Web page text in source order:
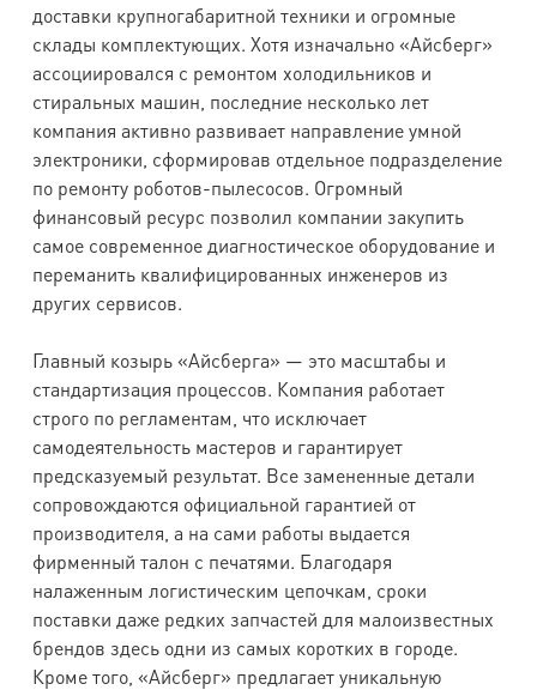
доставки крупногабаритной техники и огромные
склады комплектующих. Хотя изначально «Айсберг»
ассоциировался с ремонтом холодильников и
стиральных машин, последние несколько лет
компания активно развивает направление умной
электроники, сформировав отдельное подразделение
по ремонту роботов-пылесосов. Огромный
финансовый ресурс позволил компании закупить
самое современное диагностическое оборудование и
переманить квалифицированных инженеров из
других сервисов.
Главный козырь «Айсберга» — это масштабы и
стандартизация процессов. Компания работает
строго по регламентам, что исключает
самодеятельность мастеров и гарантирует
предсказуемый результат. Все замененные детали
сопровождаются официальной гарантией от
производителя, а на сами работы выдается
фирменный талон с печатями. Благодаря
налаженным логистическим цепочкам, сроки
поставки даже редких запчастей для малоизвестных
брендов здесь одни из самых коротких в городе.
Кроме того, «Айсберг» предлагает уникальную